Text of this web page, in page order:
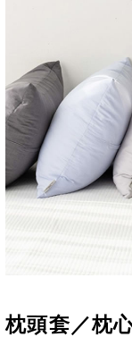
枕頭套／枕